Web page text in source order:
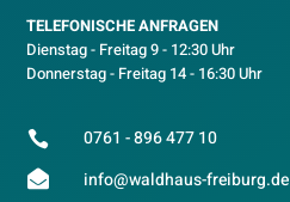
TELEFONISCHE ANFRAGEN
Dienstag - Freitag 9 - 12:30 Uhr
Donnerstag - Freitag 14 - 16:30 Uhr
 0761 - 896 477 10
 info@waldhaus-freiburg.de